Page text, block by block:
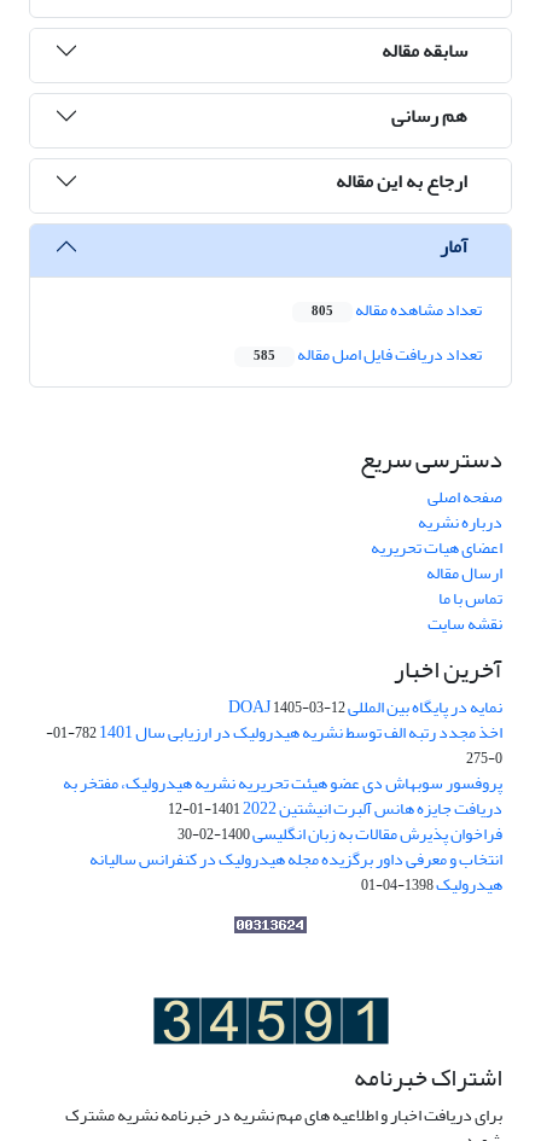
سابقه مقاله
هم رسانی
ارجاع به این مقاله
آمار
تعداد مشاهده مقاله 805
تعداد دریافت فایل اصل مقاله 585
دسترسی سریع
صفحه اصلی
درباره نشریه
اعضای هیات تحریریه
ارسال مقاله
تماس با ما
نقشه سایت
آخرین اخبار
نمایه در پایگاه بین المللی DOAJ1405-03-12
اخذ مجدد رتبه الف توسط نشریه هیدرولیک در ارزیابی سال 1401
782-01-
0-275
پروفسور سوبهاش دی عضو هیئت تحریریه نشریه هیدرولیک، مفتخر به
دریافت جایزه هانس آلبرت انیشتین 2022 1401-01-12
فراخوان پذیرش مقالات به زبان انگلیسی1400-02-30
انتخاب و معرفی داور برگزیده مجله هیدرولیک در کنفرانس سالیانه
هیدرولیک1398-04-01
اشتراک خبرنامه
برای دریافت اخبار و اطلاعیه های مهم نشریه در خبرنامه نشریه مشترک